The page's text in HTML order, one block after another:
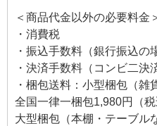
＜商品代金以外の必要料金
・消費税
・振込手数料（銀行振込の
・決済手数料（コンビ二決
・梱包送料：小型梱包（
全国一律一梱包1,980円（税
大型梱包（本棚・テーブル